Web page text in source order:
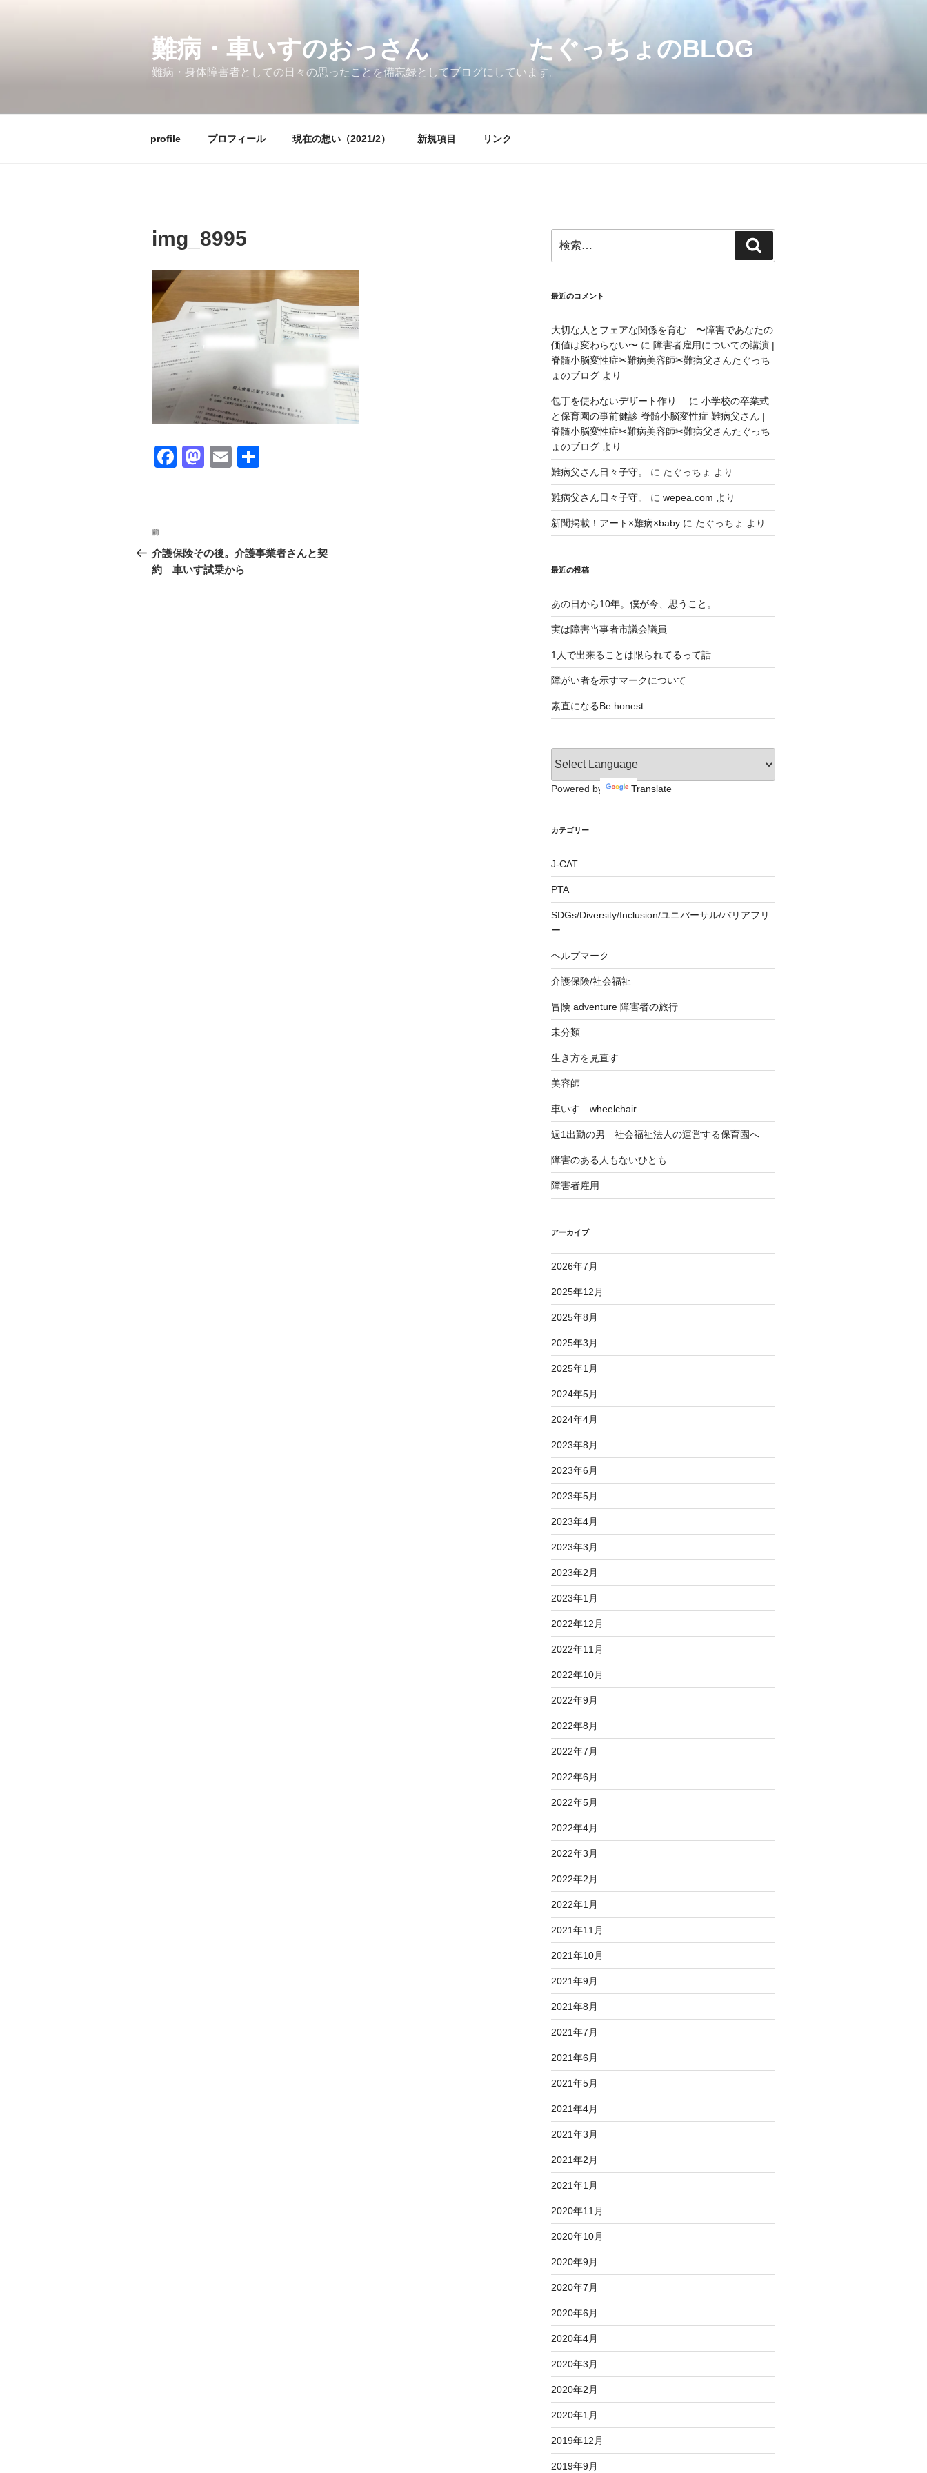
難病・車いすのおっさん たぐっちょのBLOG
難病・身体障害者としての日々の思ったことを備忘録としてブログにしています。
profile プロフィール 現在の想い（2021/2） 新規項目 リンク
img_8995
F
b
o
M
d
o
E
投
稿
ナ
前
の
投
前
介護保険その後。介護事業者さんと契
約 車いす試乗から
索:
索
最近のコメント
大切な人とフェアな関係を育む 〜障害であなたの
価値は変わらない〜 に 障害者雇用についての講演 |
脊髄小脳変性症✂︎難病美容師✂︎難病父さんたぐっち
ょのブログより
包丁を使わないデザート作り に 小学校の卒業式
と保育園の事前健診 脊髄小脳変性症 難病父さん |
脊髄小脳変性症✂︎難病美容師✂︎難病父さんたぐっち
ょのブログより
難病父さん日々子守。 に たぐっちょ より
難病父さん日々子守。 に wepea.com より
新聞掲載！アート×難病×babyに たぐっちょ より
最近の投稿
あの日から10年。僕が今、思うこと。
実は障害当事者市議会議員
1人で出来ることは限られてるって話
障がい者を示すマークについて
素直になるBe honest
Powered by Translate
カテゴリー
J-CAT
PTA
SDGs/Diversity/Inclusion/ユニバーサル/バリアフリ
ー
ヘルプマーク
介護保険/社会福祉
冒険 adventure 障害者の旅行
未分類
生き方を見直す
美容師
車いす wheelchair
週1出勤の男 社会福祉法人の運営する保育園へ
障害のある人もないひとも
障害者雇用
アーカイブ
2026年7月
2025年12月
2025年8月
2025年3月
2025年1月
2024年5月
2024年4月
2023年8月
2023年6月
2023年5月
2023年4月
2023年3月
2023年2月
2023年1月
2022年12月
2022年11月
2022年10月
2022年9月
2022年8月
2022年7月
2022年6月
2022年5月
2022年4月
2022年3月
2022年2月
2022年1月
2021年11月
2021年10月
2021年9月
2021年8月
2021年7月
2021年6月
2021年5月
2021年4月
2021年3月
2021年2月
2021年1月
2020年11月
2020年10月
2020年9月
2020年7月
2020年6月
2020年4月
2020年3月
2020年2月
2020年1月
2019年12月
2019年9月